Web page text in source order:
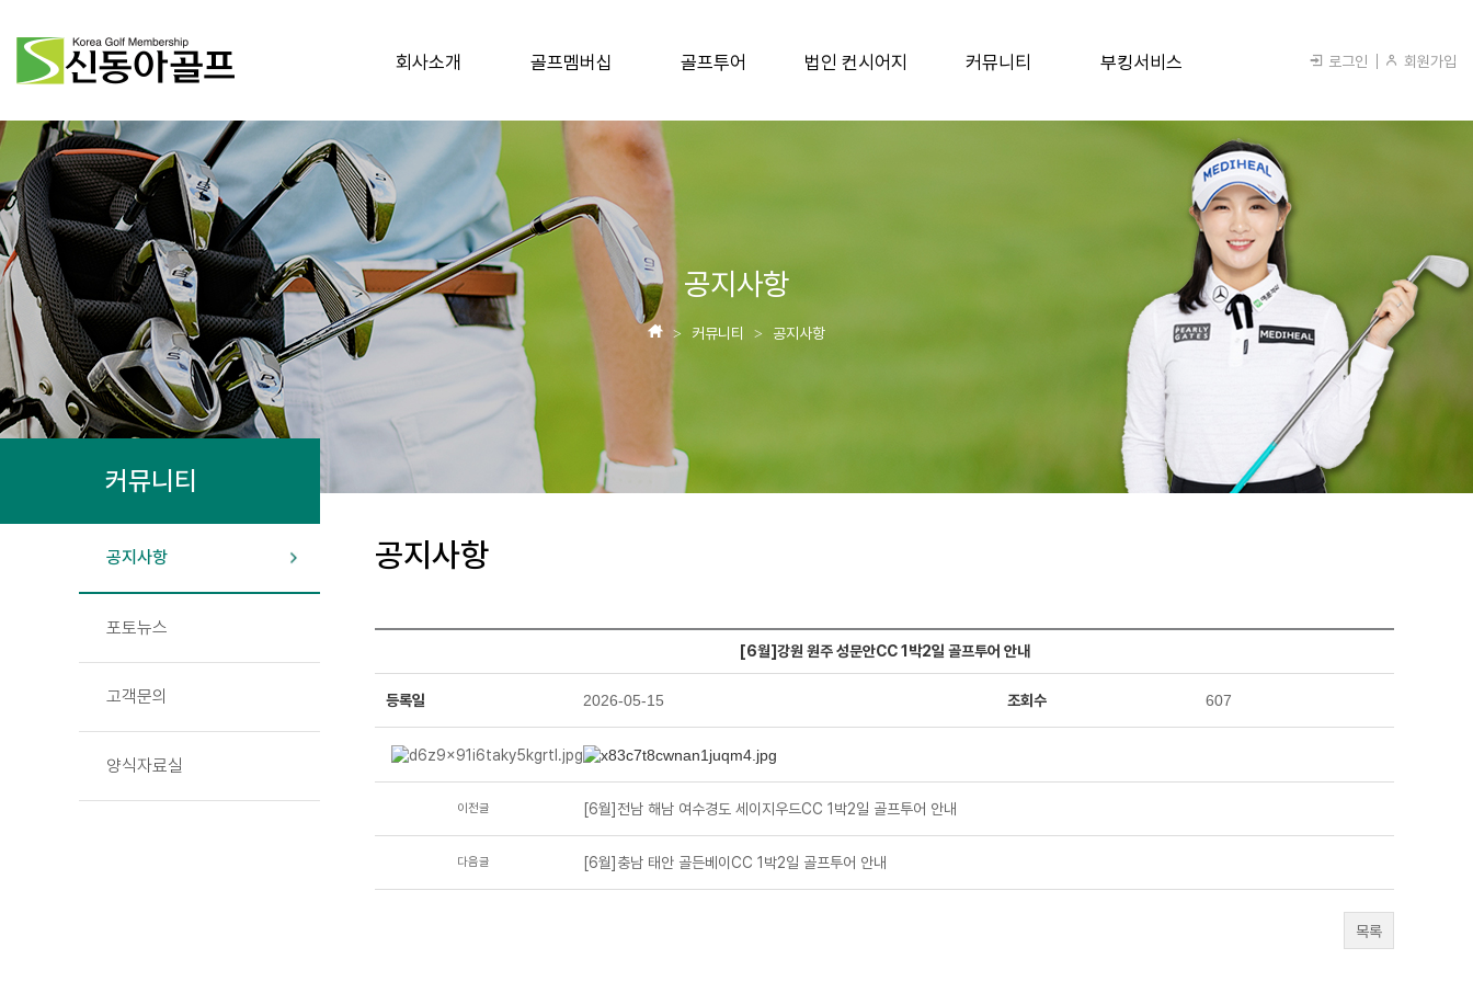
회사소개 골프멤버십 골프투어 법인 컨시어지 커뮤니티 부킹서비스 로그인 회원가입
공지사항
> 커뮤니티 > 공지사항
커뮤니티
공지사항
포토뉴스
고객문의
양식자료실
공지사항
[6월]강원 원주 성문안CC 1박2일 골프투어 안내
등록일 2026-05-15 조회수 607
이전글 [6월]전남 해남 여수경도 세이지우드CC 1박2일 골프투어 안내
다음글 [6월]충남 태안 골든베이CC 1박2일 골프투어 안내
목록